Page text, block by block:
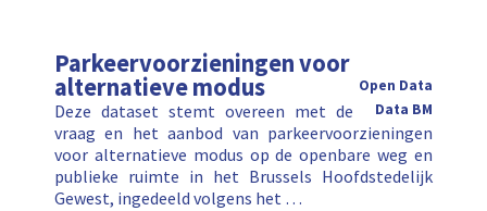
Parkeervoorzieningen voor
alternatieve modus
Open Data
Data BM
Deze dataset stemt overeen met de
vraag en het aanbod van parkeervoorzieningen
voor alternatieve modus op de openbare weg en
publieke ruimte in het Brussels Hoofdstedelijk
Gewest, ingedeeld volgens het …